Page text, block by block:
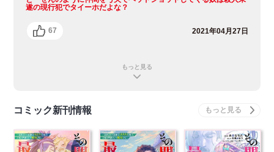
遂の現行犯でタイーホだよな？
67 2021年04月27日
もっと見る
コミック新刊情報